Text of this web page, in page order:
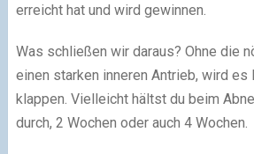
erreicht hat und wird gewinnen.
Was schließen wir daraus? Ohne die
einen starken inneren Antrieb, wird
klappen. Vielleicht hältst du beim
durch, 2 Wochen oder auch 4 Wochen.